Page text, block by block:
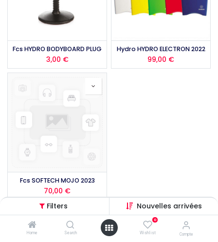
Filters Nouvelles arrivées
Home Search
0
Wishlist Compte
Fcs HYDRO BODYBOARD PLUG
3,00 €
Hydro HYDRO ELECTRON 2022
99,00 €
Fcs SOFTECH MOJO 2023
70,00 €